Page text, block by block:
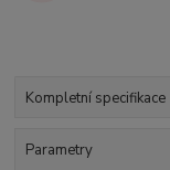
Kompletní specifikace
Parametry